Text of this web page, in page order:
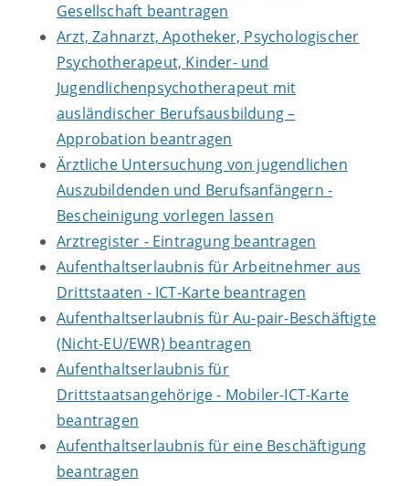
Gesellschaft beantragen
Arzt, Zahnarzt, Apotheker, Psychologischer
Psychotherapeut, Kinder- und
Jugendlichenpsychotherapeut mit
ausländischer Berufsausbildung –
Approbation beantragen
Ärztliche Untersuchung von jugendlichen
Auszubildenden und Berufsanfängern -
Bescheinigung vorlegen lassen
Arztregister - Eintragung beantragen
Aufenthaltserlaubnis für Arbeitnehmer aus
Drittstaaten - ICT-Karte beantragen
Aufenthaltserlaubnis für Au-pair-Beschäftigte
(Nicht-EU/EWR) beantragen
Aufenthaltserlaubnis für
Drittstaatsangehörige - Mobiler-ICT-Karte
beantragen
Aufenthaltserlaubnis für eine Beschäftigung
beantragen